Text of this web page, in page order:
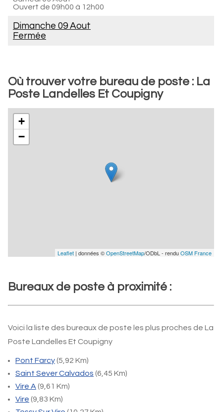
Ouvert de 09h00 à 12h00
Dimanche 09 Aout
Fermée
Où trouver votre bureau de poste : La
Poste Landelles Et Coupigny
+
−
Leaflet | données ©OpenStreetMap/ODbL - renduOSM France
Bureaux de poste à proximité :
Voici la liste des bureaux de poste les plus proches de La
Poste Landelles Et Coupigny
Pont Farcy(5,92 Km)
Saint Sever Calvados (6,45 Km)
Vire A (9,61 Km)
Vire (9,83 Km)